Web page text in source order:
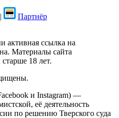
|
Партнёр
активная ссылка на
Материалы сайта
18 лет.
и Instagram) —
её деятельность
по решению Тверского суда